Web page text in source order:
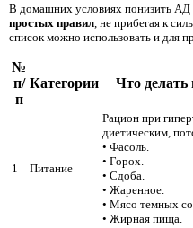
В домашних условиях понизить
простых правил , не прибегая к
список можно использовать и для
№
п/
п
Категории Что
1 Питание
Рацион при
диетическим,
• Фасоль.
• Горох.
• Сдоба.
• Жаренное.
• Мясо темных
• Жирная пища.